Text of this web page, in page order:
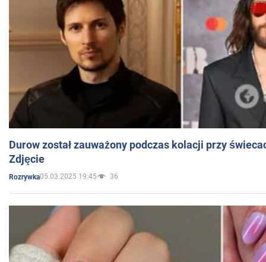
Durow został zauważony podczas kolacji przy
Zdjęcie
Rozrywka05.03.2025 19:45 36